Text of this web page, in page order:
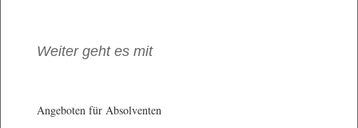
Weiter geht es mit
Angeboten für Absolventen